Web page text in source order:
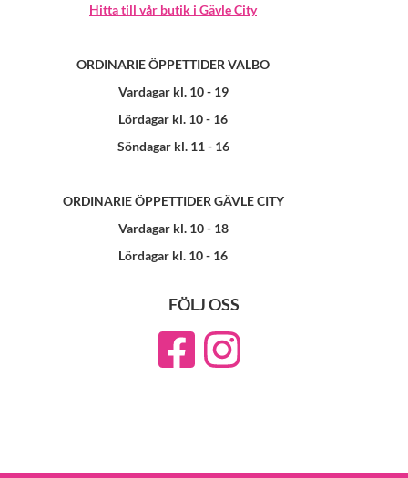
Hitta till vår butik i Gävle City
ORDINARIE ÖPPETTIDER VALBO
Vardagar kl. 10 - 19
Lördagar kl. 10 - 16
Söndagar kl. 11 - 16
ORDINARIE ÖPPETTIDER GÄVLE CITY
Vardagar kl. 10 - 18
Lördagar kl. 10 - 16
FÖLJ OSS